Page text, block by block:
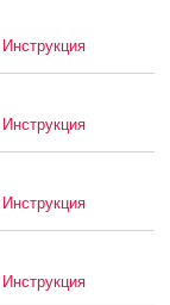
Инструкция
Инструкция
Инструкция
Инструкция